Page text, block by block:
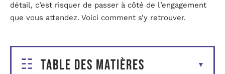
détail, c’est risquer de passer à côté de l’engagement
que vous attendez. Voici comment s’y retrouver.
Table des matières